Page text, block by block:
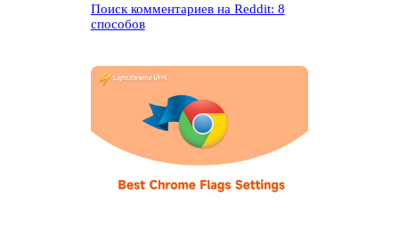
Поиск комментариев на Reddit: 8
способов